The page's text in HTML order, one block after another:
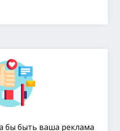
бы быть ваша реклама